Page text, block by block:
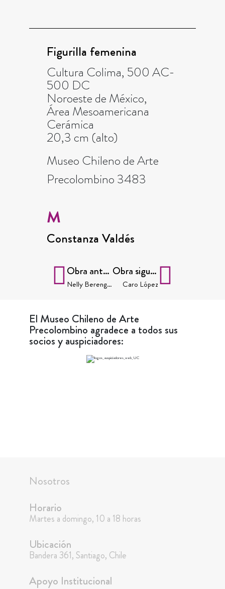
Figurilla femenina
Cultura Colima, 500 AC-
500 DC
Noroeste de México,
Área Mesoamericana
Cerámica
20,3 cm (alto)
Museo Chileno de Arte
Precolombino 3483
M
Constanza Valdés
Obra anterior
Nelly Berenguer
Obra siguiente
Caro López
El Museo Chileno de Arte
Precolombino agradece a todos sus
socios y auspiciadores:
Nosotros
Horario
Martes a domingo, 10 a 18 horas
Ubicación
Bandera 361, Santiago, Chile
Apoyo Institucional